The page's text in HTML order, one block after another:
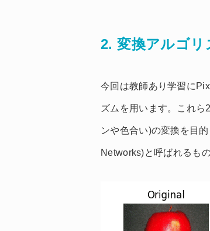
2. 変換アルゴリ
今回は教師あり学習に
ズムを用います。これ
ンや色合い)の変換を目
Networks)と呼ばれるも